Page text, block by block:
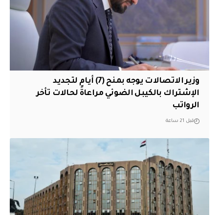
وزير الاتصالات يوجه بمنح (7) أيام لتجديد
الإشتراك بالكيبل الضوئي مراعاةً لحالات تأخر
الرواتب
قبل 21 ساعة